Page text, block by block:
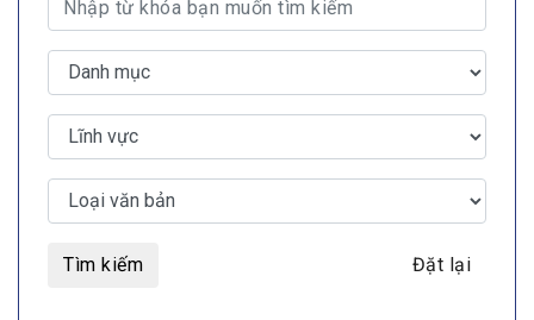
Tìm kiếm Đặt lại